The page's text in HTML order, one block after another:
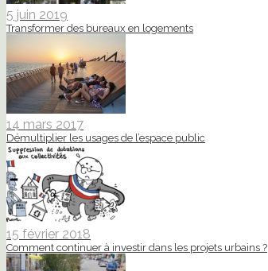
5 juin 2019
Transformer des bureaux en logements
14 mars 2017
Démultiplier les usages de l’espace public
15 février 2018
Comment continuer à investir dans les projets urbains ?